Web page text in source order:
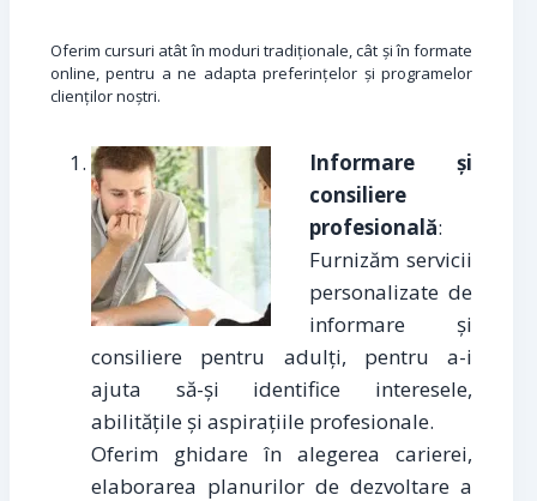
Oferim cursuri atât în moduri tradiționale, cât și în formate
online, pentru a ne adapta preferințelor și programelor
clienților noștri.
Informare și
consiliere
profesională:
Furnizăm servicii
personalizate de
informare și
consiliere pentru adulți, pentru a-i
ajuta să-și identifice interesele,
abilitățile și aspirațiile profesionale.
Oferim ghidare în alegerea carierei,
elaborarea planurilor de dezvoltare a